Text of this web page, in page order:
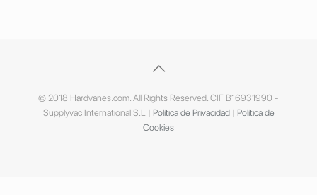
© 2018 Hardvanes.com. All Rights Reserved. CIF B16931990 -
Supplyvac International S.L | Política de Privacidad| Política de
Cookies